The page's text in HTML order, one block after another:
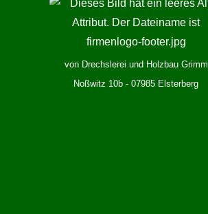
von Drechslerei und Holzbau Grimm
Noßwitz 10b - 07985 Elsterberg